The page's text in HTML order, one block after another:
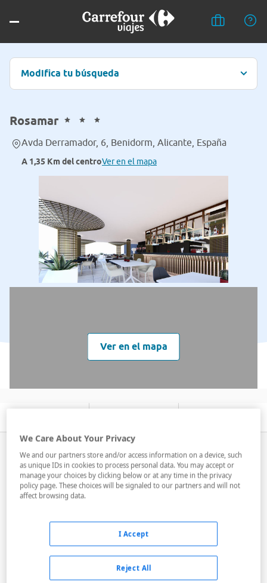
Modifica tu búsqueda
Rosamar
Avda Derramador, 6, Benidorm, Alicante, España
A 1,35 Km del centroVer en el mapa
Ver en el mapa
El hotel Rosamar de Benidorm está situado a tan solo
cuatrocientos metros de la playa de Levante. Está
completamente reformado y ofrece un ambiente muy
familiar. Dispone de 14 plantas en las que se
entrada podrás ...
Servicios del alojamiento
We Care About Your Privacy
We and our partners store and/or access information on a device, such
as unique IDs in cookies to process personal data. You may accept or
manage your choices by clicking below or at any time in the privacy
policy page. These choices will be signaled to our partners and will not
affect browsing data.
Reject All
I Accept